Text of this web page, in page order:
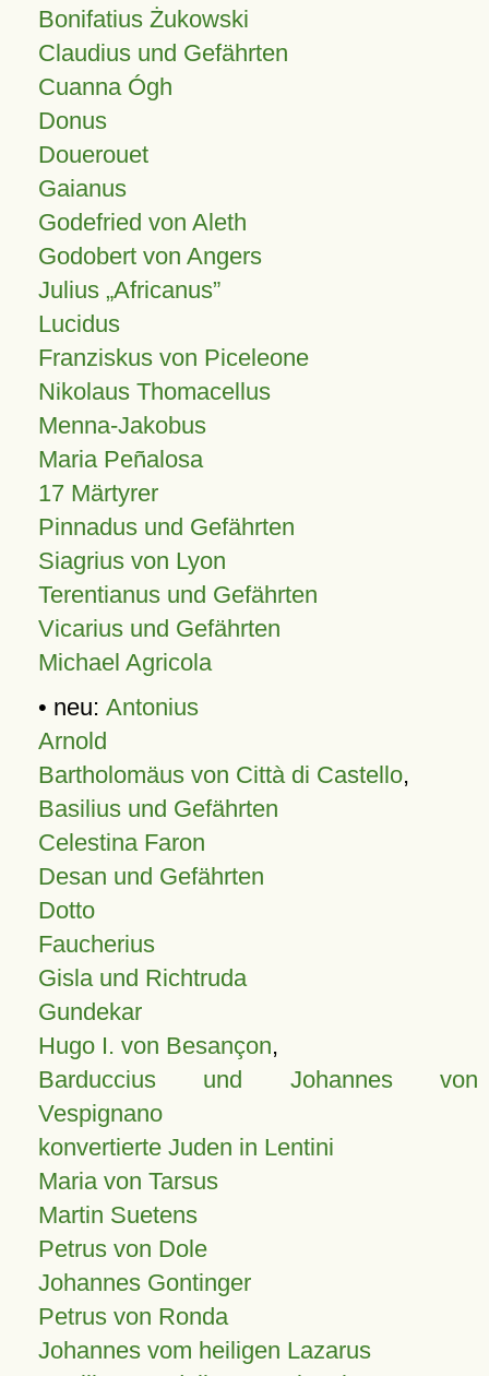
Bonifatius Żukowski
Claudius und Gefährten
Cuanna Ógh
Donus
Douerouet
Gaianus
Godefried von Aleth
Godobert von Angers
Julius Africanus
Lucidus
Franziskus von Piceleone
Nikolaus Thomacellus
Menna-Jakobus
Maria Peñalosa
17 Märtyrer
Pinnadus und Gefährten
Siagrius von Lyon
Terentianus und Gefährten
Vicarius und Gefährten
Michael Agricola
• neu: Antonius
Arnold
Bartholomäus von Città di Castello,
Basilius und Gefährten
Celestina Faron
Desan und Gefährten
Dotto
Faucherius
Gisla und Richtruda
Gundekar
Hugo I. von Besançon,
Barduccius und Johannes von
Vespignano
konvertierte Juden in Lentini
Maria von Tarsus
Martin Suetens
Petrus von Dole
Johannes Gontinger
Petrus von Ronda
Johannes vom heiligen Lazarus